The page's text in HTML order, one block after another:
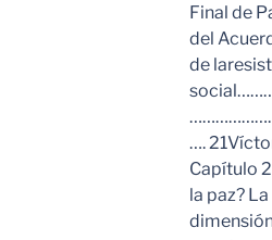
Final de
del
de
….
Capítulo
la paz? La